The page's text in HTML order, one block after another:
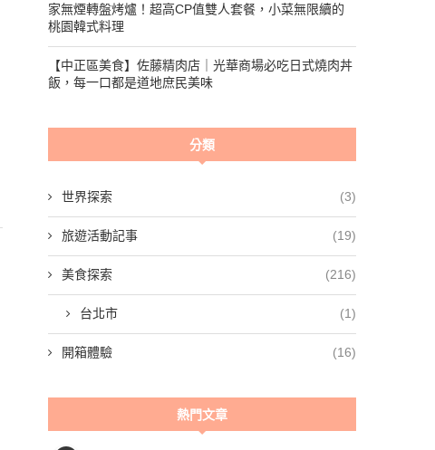
家無煙轉盤烤爐！超高CP值雙人套餐，小菜無限續的
桃園韓式料理
【中正區美食】佐藤精肉店｜光華商場必吃日式燒肉丼
飯，每一口都是道地庶民美味
分類
世界探索 (3)
旅遊活動記事 (19)
美食探索 (216)
台北市 (1)
開箱體驗 (16)
熱門文章